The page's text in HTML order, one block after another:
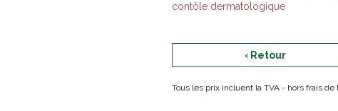
contôle dermatologique
‹ Retour
Tous les prix incluent la TVA - hors frais